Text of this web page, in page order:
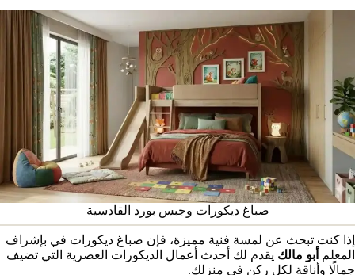
صباغ ديكورات وجبس بورد القادسية
إذا كنت تبحث عن لمسة فنية مميزة، فإن صباغ ديكورات في بإشراف
المعلم أبو مالك يقدم لك أحدث أعمال الديكورات العصرية التي تضيف
جمالًا وأناقة لكل ركن في منزلك.